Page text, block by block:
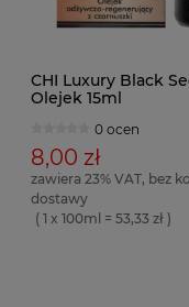
CHI Luxury Black
Olejek 15ml
0 ocen
8,00 zł
zawiera 23% VAT, bez
dostawy
( 1 x 100ml = 53,33 zł )